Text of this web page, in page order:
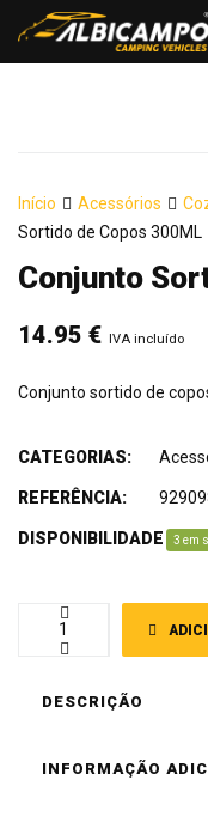
Início Acessórios
Sortido de Copos 300ML
Conjunto
14.95 € IVA incluído
Conjunto sortido de
CATEGORIAS:
REFERÊNCIA:
DISPONIBILIDADE: 3 em
DESCRIÇÃO
INFORMAÇÃO